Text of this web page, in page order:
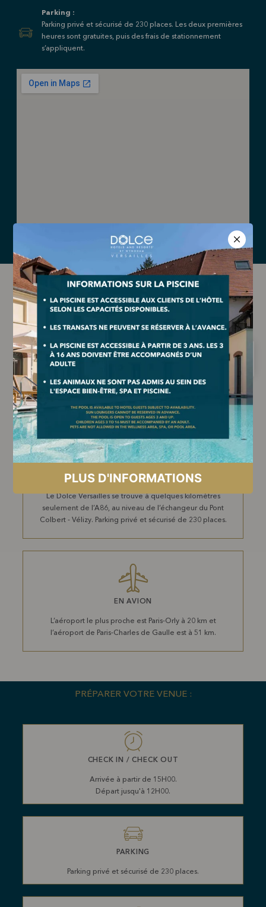
Parking :
Parking privé et sécurisé de 230 places. Les deux premières
heures sont gratuites, puis des frais de stationnement
s’appliquent.
COMMENT VENIR ?
EN TRAIN
La gare Transilien V de Jouy-en-Josas se trouve à moins
de 10 minutes à pieds de l’entrée piétons, 2 rue du
Montcel 78350 Jouy-en-Josas. La gare de Massy TGV est
à 9,5 km.
EN VOITURE
Le Dolce Versailles se trouve à quelques kilomètres
seulement de l’A86, au niveau de l’échangeur du Pont
Colbert - Vélizy. Parking privé et sécurisé de 230 places.
EN AVION
L’aéroport le plus proche est Paris-Orly à 20 km et
l’aéroport de Paris-Charles de Gaulle est à 51 km.
PRÉPARER VOTRE VENUE :
CHECK IN / CHECK OUT
Arrivée à partir de 15H00.
Départ jusqu'à 12H00.
PARKING
Parking privé et sécurisé de 230 places.